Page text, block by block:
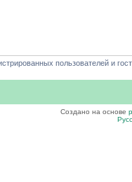
пользователей и
Создано на основе